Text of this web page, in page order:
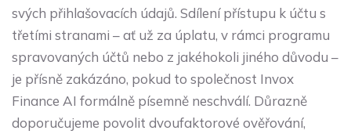
svých přihlašovacích údajů. Sdílení přístupu k účtu s
třetími stranami – ať už za úplatu, v rámci programu
spravovaných účtů nebo z jakéhokoli jiného důvodu –
je přísně zakázáno, pokud to společnost Invox
Finance AI formálně písemně neschválí. Důrazně
doporučujeme povolit dvoufaktorové ověřování,